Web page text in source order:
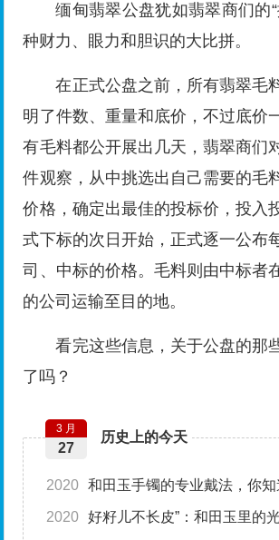
缅甸翡翠公盘犹如翡翠商们的
种财力、眼力和胆识的大比拼。
在正式公盘之前，所有翡翠毛
明了件数、重量和底价，不过底价
有毛料都公开展出几天，翡翠商们
件观察，从中挑选出自己需要的毛
价格，确定出最佳的投标价，投入
式下标的次日开始，正式逐一公布
司、中标的价格。毛料则由中标者
的公司运输至目的地。
看完这些信息，关于公盘的那
了吗？
历史上的今天
3 月
27
2020 和田玉手镯的专业戴法，你知
2020 好籽儿不长皮”：和田玉里的